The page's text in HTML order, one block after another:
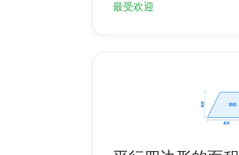
最受欢迎